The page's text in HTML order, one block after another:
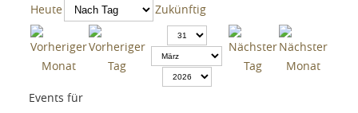
Heute Zukünftig
Events für